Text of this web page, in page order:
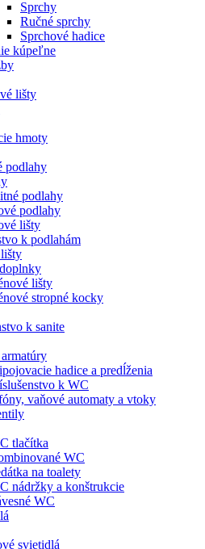
Sprchy
Ručné sprchy
Sprchové hadice
kúpeľne
lišty
hmoty
podlahy
podlahy
podlahy
lišty
k podlahám
lišty
stropné kocky
k sanite
hadice a predĺženia
k WC
vaňové automaty a vtoky
tlačítka
WC
na toalety
nádržky a konštrukcie
WC
svietidlá